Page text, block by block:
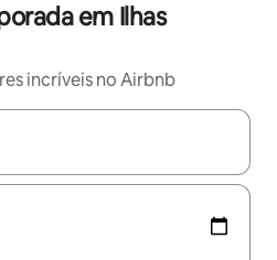
em Ilhas
incríveis no Airbnb
disponíveis, explore-os